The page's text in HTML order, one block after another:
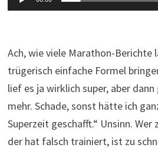
Ach, wie viele Marathon-Berichte
trügerisch einfache Formel
lief es ja wirklich super, aber
mehr. Schade, sonst hätte ich
Superzeit geschafft.“ Unsinn.
der hat falsch trainiert, ist zu